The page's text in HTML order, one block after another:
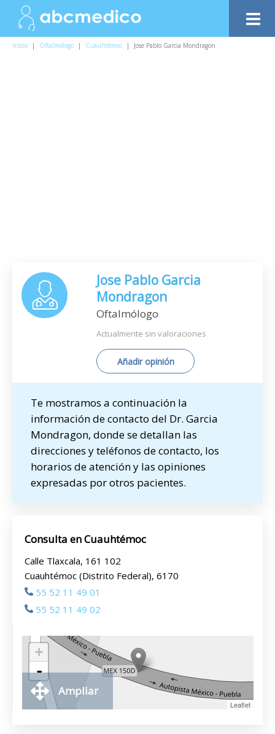
Inicio | Oftalmólogo | Cuauhtémoc | Jose Pablo Garcia Mondragon
Jose Pablo Garcia
Mondragon
Oftalmólogo
Actualmente sin valoraciones
Añadir opinión
Te mostramos a continuación la
información de contacto del Dr. Garcia
Mondragon, donde se detallan las
direcciones y teléfonos de contacto, los
horarios de atención y las opiniones
expresadas por otros pacientes.
Consulta en Cuauhtémoc
Calle Tlaxcala, 161 102
Cuauhtémoc (Distrito Federal), 6170
55 52 11 49 01
55 52 11 49 02
+
-
Leaflet
Ampliar